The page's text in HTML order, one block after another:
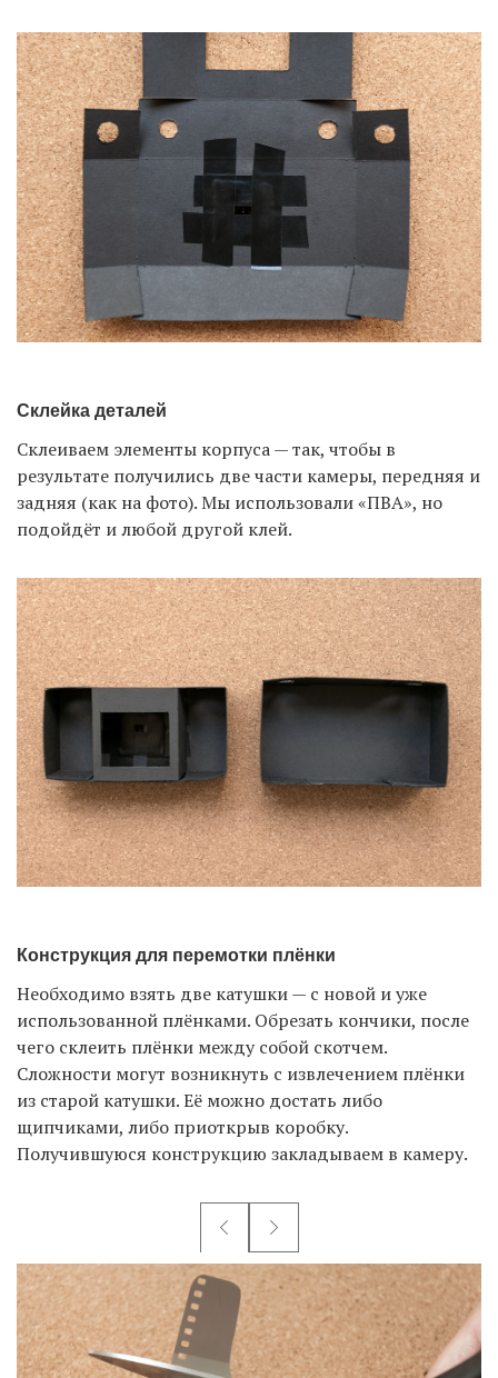
Склейка деталей
Склеиваем элементы корпуса — так, чтобы в
результате получились две части камеры, передняя и
задняя (как на фото). Мы использовали «ПВА», но
подойдёт и любой другой клей.
Конструкция для перемотки плёнки
Необходимо взять две катушки — с новой и уже
использованной плёнками. Обрезать кончики, после
чего склеить плёнки между собой скотчем.
Сложности могут возникнуть с извлечением плёнки
из старой катушки. Её можно достать либо
щипчиками, либо приоткрыв коробку.
Получившуюся конструкцию закладываем в камеру.